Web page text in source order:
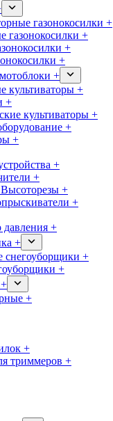
газонокосилки +
газонокосилки +
+
+
+
культиваторы +
+
культиваторы +
+
+
+
+
+
+
+
+
снегоуборщики +
+
+
+
триммеров +